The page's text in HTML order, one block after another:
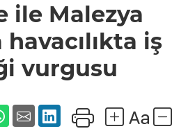
havacılıkta
iş birliği
ile Malezya
havacılıkta iş
vurgusu